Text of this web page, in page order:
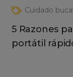
Cuidado bucal
5 Razones
portátil